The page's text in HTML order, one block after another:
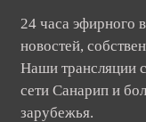
24 часа эфирного
новостей,
Наши трансляции
сети Санарип и
зарубежья.